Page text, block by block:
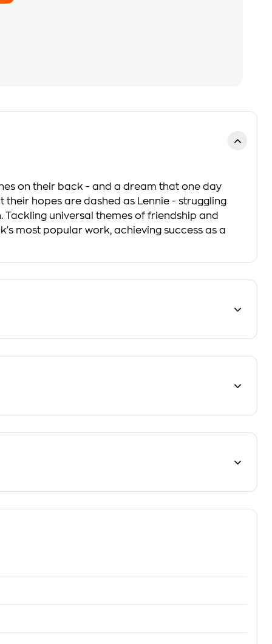
on their back - and a dream that one day
their hopes are dashed as Lennie - struggling
universal themes of friendship and
most popular work, achieving success as a